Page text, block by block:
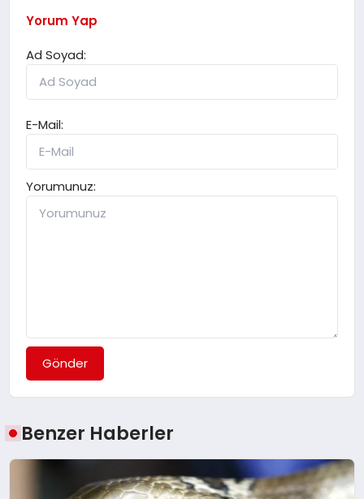
Yorum Yap
Ad Soyad:
E-Mail:
Yorumunuz:
Gönder
Benzer Haberler